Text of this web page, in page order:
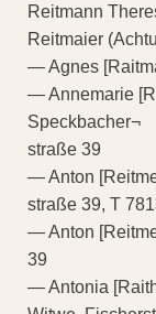
Reitmann
Reitmaier
— Agnes
— Annemarie
Speckbacher¬
straße 39
— Anton
straße 39, T
— Anton
39
— Antonia